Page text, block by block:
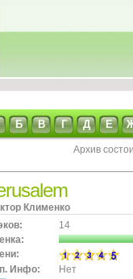
Б В Г Д Е
Архив
Клименко
14
Инфо:
Нет